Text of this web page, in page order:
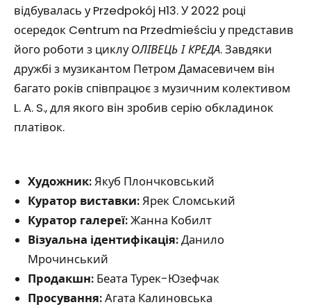
відбувалась у Przedpokój H13. У 2022 році
осередок Centrum na Przedmieściu у представив
його роботи з циклуОЛІВЕЦЬ І КРЕДА. Завдяки
дружбі з музикантом Петром Дамасевичем він
багато років співпрацює з музичним колективом
L. A. S., для якого він зробив серію обкладинок
платівок.
Художник:Якуб Плончковський
Куратор виставки:Ярек Сломський
Куратор галереї:Жанна Кобилт
Візуальна ідентифікація:Данило
Мрочинський
Продакшн: Беата Турек-Юзефчак
Просування:Агата Калиновська